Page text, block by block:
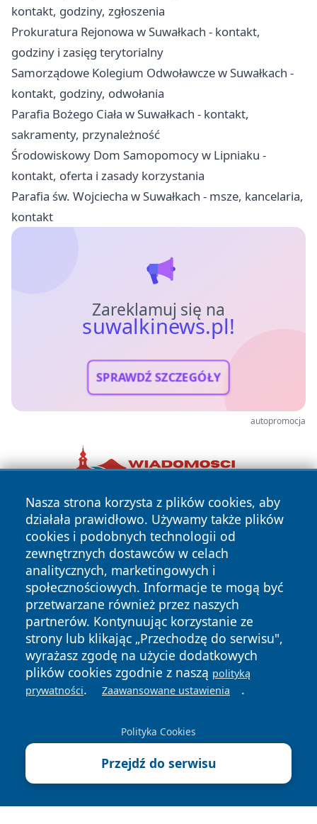
kontakt, godziny, zgłoszenia
Prokuratura Rejonowa w Suwałkach - kontakt,
godziny i zasięg terytorialny
Samorządowe Kolegium Odwoławcze w Suwałkach -
kontakt, godziny, odwołania
Parafia Bożego Ciała w Suwałkach - kontakt,
sakramenty, przynależność
Środowiskowy Dom Samopomocy w Lipniaku -
kontakt, oferta i zasady korzystania
Parafia św. Wojciecha w Suwałkach - msze, kancelaria,
kontakt
Zareklamuj się na
suwalkinews.pl!
SPRAWDŹ SZCZEGÓŁY
autopromocja
Nasza strona korzysta z plików cookies, aby
działała prawidłowo. Używamy także plików
cookies i podobnych technologii od
zewnętrznych dostawców w celach
analitycznych, marketingowych i
społecznościowych. Informacje te mogą być
przetwarzane również przez naszych
partnerów. Kontynuując korzystanie ze
strony lub klikając „Przechodzę do serwisu",
wyrażasz zgodę na użycie dodatkowych
plików cookies zgodnie z naszą polityką
prywatności. Zaawansowane ustawienia .
Polityka Cookies
Przejdź do serwisu
Copyright © 2026 suwalkinews.pl Wszystkie prawa
zastrzeżone.
News Autorzy
Polityka
Prywatności
Polityka
Cookies